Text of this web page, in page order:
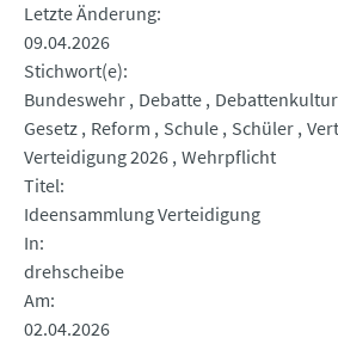
Letzte Änderung
09.04.2026
Stichwort(e)
Bundeswehr Debatte Debattenkultur
Gesetz Reform Schule Schüler
Verteidigung 2026 Wehrpflicht
Titel
Ideensammlung Verteidigung
In
drehscheibe
Am
02.04.2026